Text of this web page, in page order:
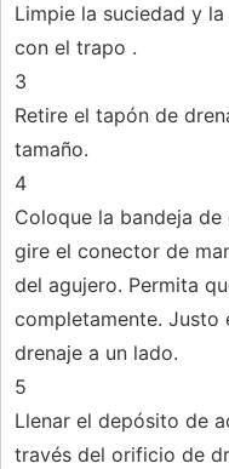
Limpie la suciedad y
con el trapo .
3
Retire el tapón de
tamaño.
4
Coloque la bandeja
gire el conector de
del agujero. Permita
completamente. Justo
drenaje a un lado.
5
Llenar el depósito de
través del orificio de